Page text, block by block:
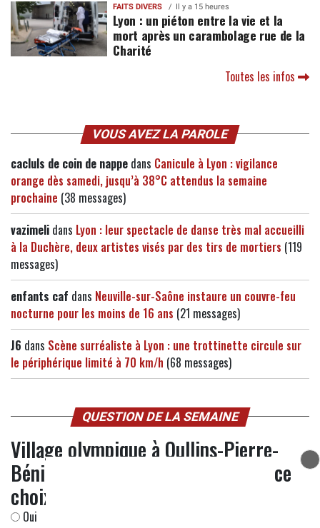
FAITS DIVERS Il y a 15 heures
Lyon : un piéton entre la vie et la
mort après un carambolage rue de la
Charité
Toutes les infos
VOUS AVEZ LA PAROLE
cacluls de coin de nappe dans Canicule à Lyon : vigilance
orange dès samedi, jusqu’à 38°C attendus la semaine
prochaine (38 messages)
vazimeli dans Lyon : leur spectacle de danse très mal accueilli
à la Duchère, deux artistes visés par des tirs de mortiers (119
messages)
enfants caf dans Neuville-sur-Saône instaure un couvre-feu
nocturne pour les moins de 16 ans (21 messages)
J6 dans Scène surréaliste à Lyon : une trottinette circule sur
le périphérique limité à 70 km/h (68 messages)
QUESTION DE LA SEMAINE
Village olympique à Oullins-Pierre-
Bénite en 2030 : comprenez-vous ce
choix ?
Oui